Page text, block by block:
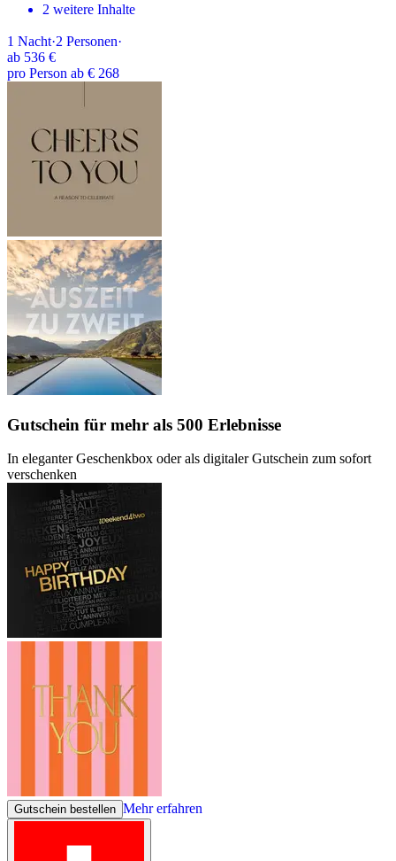
2 weitere Inhalte
1 Nacht·2 Personen·
ab 536 €
pro Person ab € 268
Gutschein für mehr als 500 Erlebnisse
In eleganter Geschenkbox oder als digitaler Gutschein zum sofort
verschenken
Gutschein bestellen Mehr erfahren